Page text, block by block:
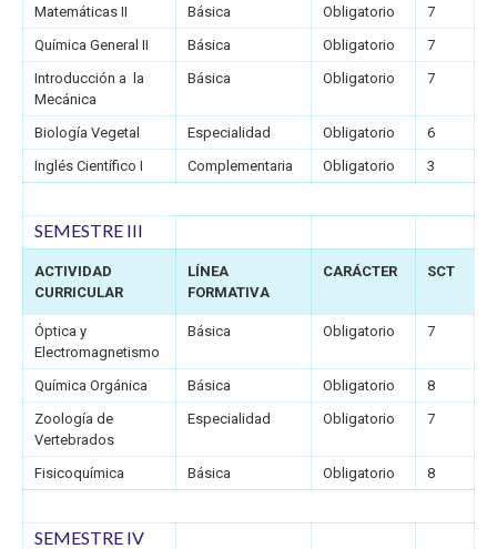
Matemáticas II Básica Obligatorio
7
Química General II
Básica Obligatorio
7
Introducción a la
Mecánica
Básica Obligatorio 7
Biología Vegetal Especialidad Obligatorio
6
Inglés Científico I
Complementaria Obligatorio 3
SEMESTRE III
ACTIVIDAD
CURRICULAR
LÍNEA
FORMATIVA
CARÁCTER SCT
Óptica y
Electromagnetismo
Básica Obligatorio 7
Química Orgánica Básica Obligatorio
8
Zoología de
Vertebrados
Especialidad Obligatorio 7
Fisicoquímica Básica Obligatorio 8
SEMESTRE IV